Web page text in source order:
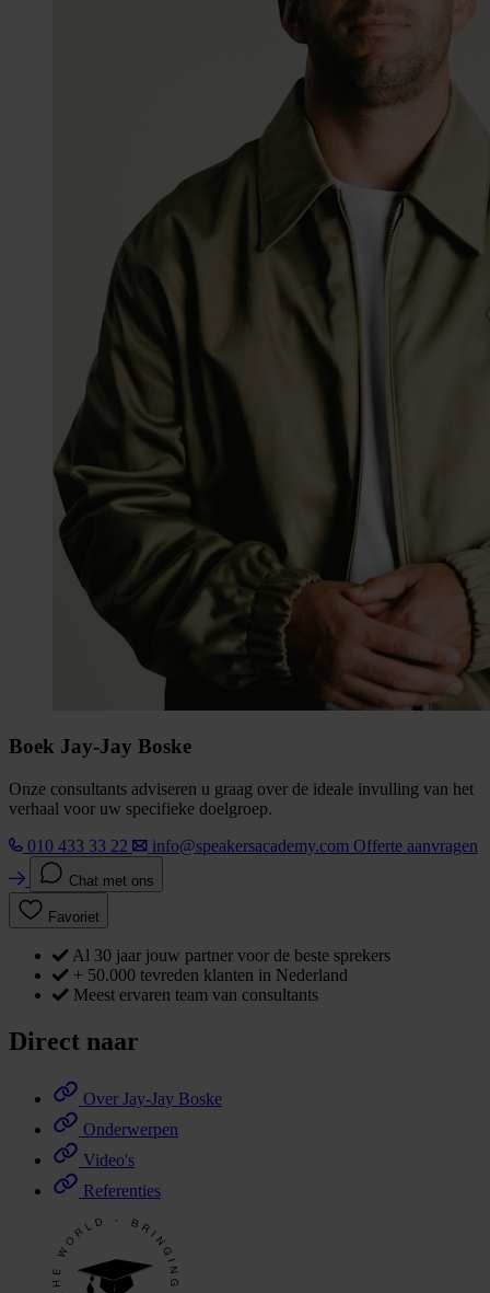
Boek Jay-Jay Boske
Onze consultants adviseren u graag over de ideale invulling van het
verhaal voor uw specifieke doelgroep.
010 433 33 22
info@speakersacademy.com Offerte aanvragen
Chat met ons
Favoriet
Al 30 jaar jouw partner voor de beste sprekers
+ 50.000 tevreden klanten in Nederland
Meest ervaren team van consultants
Direct naar
Over Jay-Jay Boske
Onderwerpen
Video's
Referenties